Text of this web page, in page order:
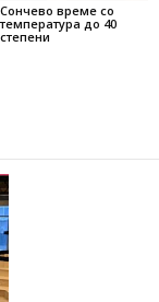
Сончево време со
температура до 40
степени